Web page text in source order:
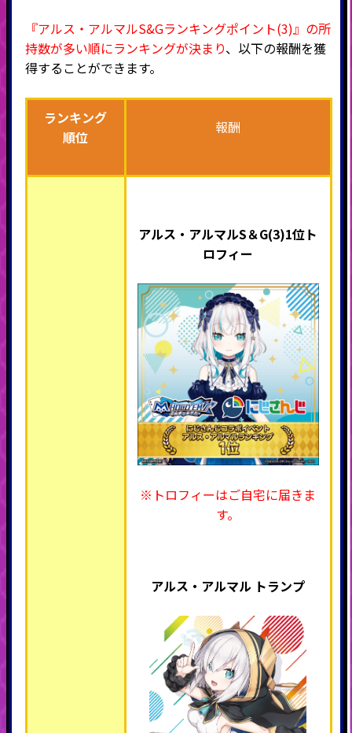
『アルス・アルマルS&Gランキングポイント(3)』の所
持数が多い順にランキングが決まり、以下の報酬を獲
得することができます。
ランキング
順位
報酬
アルス・アルマルS＆G(3)1位ト
ロフィー
※トロフィーはご自宅に届きま
す。
アルス・アルマル トランプ